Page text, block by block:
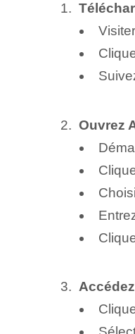
Visiter
Ouvrez